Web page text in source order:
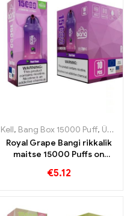
,
Kell, Bang Box 15000 Puff, Ühekordsed e-sigaretid Rootsi
Royal Grape Bangi rikkalik
maitse 15000 Puffs on
kuninglikule puuviljale
€5.12